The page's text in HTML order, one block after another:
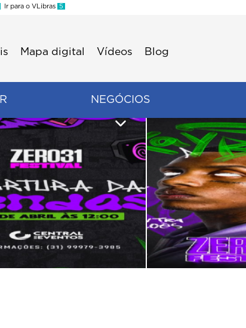
Ir para o VLibras 5
Mapa digital Vídeos Blog
NEGÓCIOS